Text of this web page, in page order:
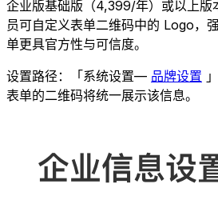
企业版基础版（4,399/年）或以上版
员可自定义表单二维码中的 Logo，
单更具官方性与可信度。
设置路径：「系统设置— 品牌设置
表单的二维码将统一展示该信息。